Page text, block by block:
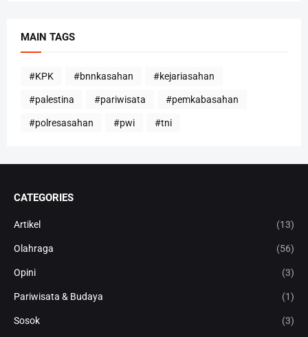
MAIN TAGS
#KPK #bnnkasahan #kejariasahan
#palestina #pariwisata #pemkabasahan
#polresasahan #pwi #tni
CATEGORIES
Artikel (13)
Olahraga (56)
Opini (3)
Pariwisata & Budaya (1)
Sosok (3)